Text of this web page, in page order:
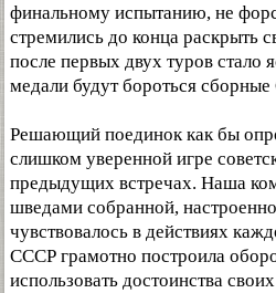
финальному испытанию, не
стремились до конца раскрыть
после первых двух туров стало
медали будут бороться
Решающий поединок как бы
слишком уверенной игре
предыдущих встречах. Наша
шведами собранной,
чувствовалось в действиях
СССР грамотно построила
использовать достоинства